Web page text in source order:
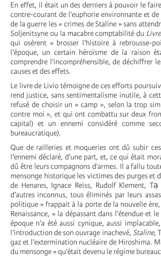
En effet, il était un des derniers à pouvoir le
contre-courant de l’euphorie environnante et
de la guerre les « crimes de Staline » sans
Soljenitsyne ou la macabre comptabilité du
qui osèrent « brosser l’histoire à rebrousse-
l’époque, un certain héroïsme de la raison
comprendre l’incompréhensible, de déchiffrer
causes et des effets.
Le livre de Livio témoigne de ces efforts
rend justice, sans sentimentalisme inutile, à
refusé de choisir un « camp », selon la trop
contre moi », et qui ont combattu sur deux
capital) et un ennemi considéré comme
bureaucratique).
Que de railleries et moqueries ont dû subir
l’ennemi déclaré, d’une part, et, ce qui était
dû être leurs compagnons d’armes. Il a fallu
mensonge historique les victimes des purges et
de Henares, Ignace Reiss, Rudolf Klement,
d’autres inconnus, tous éliminés par leurs
politique » frappait à la porte de la nouvelle
Renaissance, « la dépassant dans l’étendue
époque n’a été aussi cynique, aussi
l’introduction de son ouvrage inachevé, Staline,
gaz et l’extermination nucléaire de Hiroshima.
du mensonge » qu’était devenu le régime